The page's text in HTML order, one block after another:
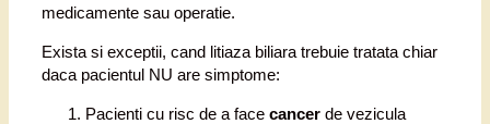
medicamente sau operatie.
Exista si exceptii, cand litiaza biliara trebuie tratata chiar
daca pacientul NU are simptome:
Pacienti cu risc de a face cancer de vezicula